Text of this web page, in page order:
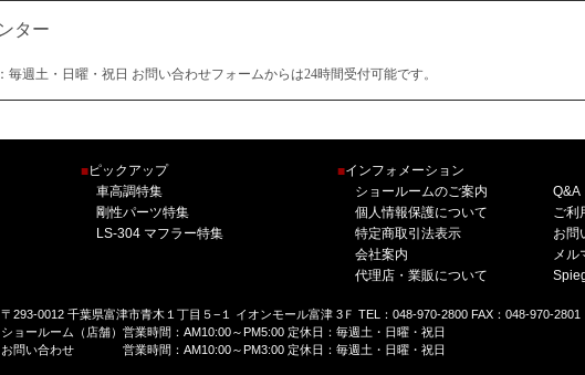
ター
毎週土・日曜・祝日 お問い合わせフォームからは24時間受付可能です。
■ピックアップ
車高調特集
剛性パーツ特集
LS-304 マフラー特集
■インフォメーション
ショールームのご案内
個人情報保護について
特定商取引法表示
会社案内
代理店・業販について
Q&A
ご利
お問
メル
〒293-0012 千葉県富津市青木１丁目５−１ イオンモール富津 3Ｆ TEL：048-970-2800 FAX：048-970-2801
ショールーム（店舗）営業時間：AM10:00～PM5:00 定休日：毎週土・日曜・祝日
お問い合わせ 営業時間：AM10:00～PM3:00 定休日：毎週土・日曜・祝日